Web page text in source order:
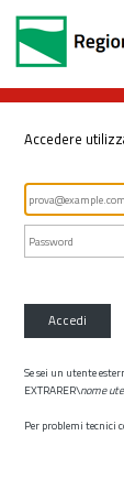
Accedere
Accedi
Se sei un utente
EXTRARER\nome
Per problemi tecnici